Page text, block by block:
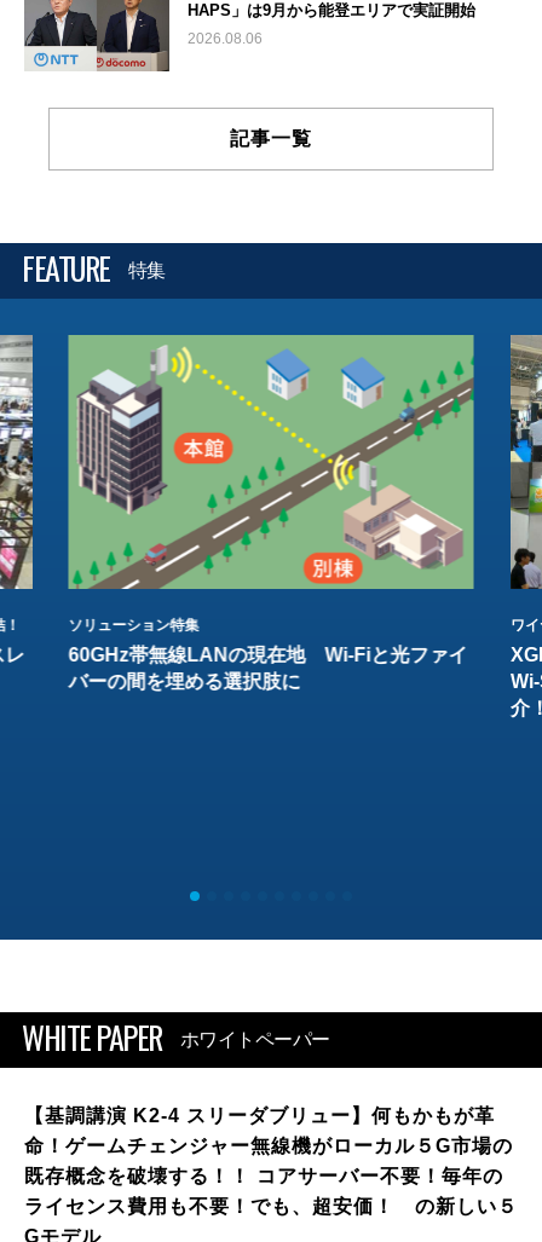
HAPS」は9月から能登エリアで実証開始
2026.08.06
記事一覧
FEATURE 特集
レ
ソリューション特集
60GHz帯無線LANの現在地 Wi-Fiと光ファイ
バーの間を埋める選択肢に
ワ
介
WHITE PAPER ホワイトペーパー
【基調講演 K2-4 スリーダブリュー】何もかもが革
命！ゲームチェンジャー無線機がローカル５G市場の
既存概念を破壊する！！ コアサーバー不要！毎年の
ライセンス費用も不要！でも、超安価！ の新しい５
Gモデル